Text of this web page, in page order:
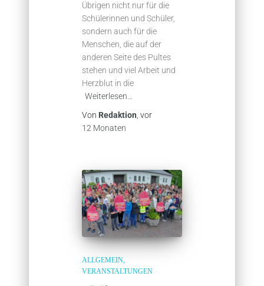
Übrigen nicht nur für die
Schülerinnen und Schüler,
sondern auch für die
Menschen, die auf der
anderen Seite des Pultes
stehen und viel Arbeit und
Herzblut in die
Weiterlesen…
Von Redaktion, vor
12 Monaten
ALLGEMEIN
VERANSTALTUNGEN